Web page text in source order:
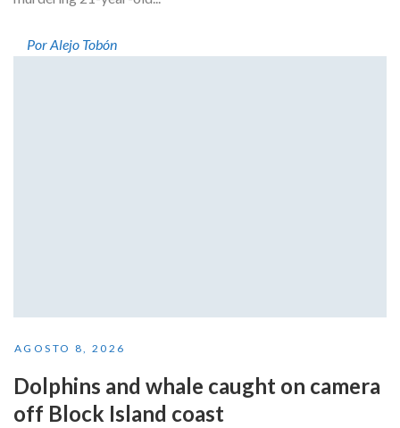
Por Alejo Tobón
AGOSTO 8, 2026
Dolphins and whale caught on camera
off Block Island coast